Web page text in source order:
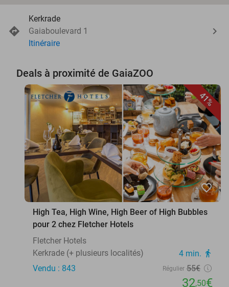
Kerkrade
Gaiaboulevard 1
Itinéraire
Deals à proximité de GaiaZOO
41%
favorite_border
High Tea, High Wine, High Beer of High Bubbles
pour 2 chez Fletcher Hotels
Fletcher Hotels
Kerkrade (+ plusieurs localités)
4 min. directions_walk
Vendu : 843 Régulier 55€
32,50€